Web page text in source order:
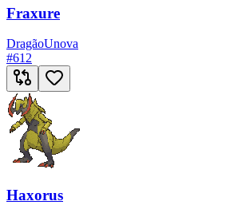
Fraxure
DragãoUnova
#612
Haxorus